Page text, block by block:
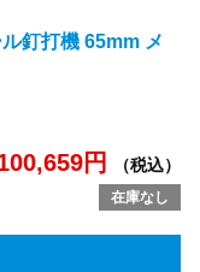
釘打機 65mm メ
円 （税込）
在庫なし